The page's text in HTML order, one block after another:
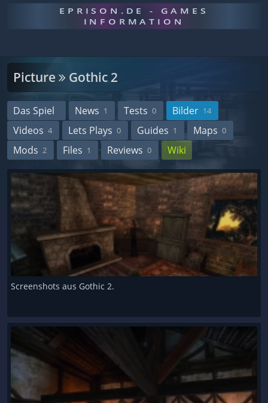
EPRISON.DE - GAMES
INFORMATION
Picture Gothic 2
Das Spiel News 1 Tests 0 Bilder 14
Videos 4 Lets Plays 0 Guides 1 Maps 0
Mods 2 Files 1 Reviews 0 Wiki
Screenshots aus Gothic 2.